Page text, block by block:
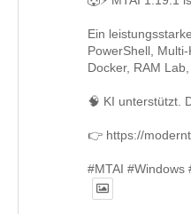
Ein
PowerShell,
Docker, RAM
🧠 KI unterstützt.
👉 https://
#MTAI #Windows